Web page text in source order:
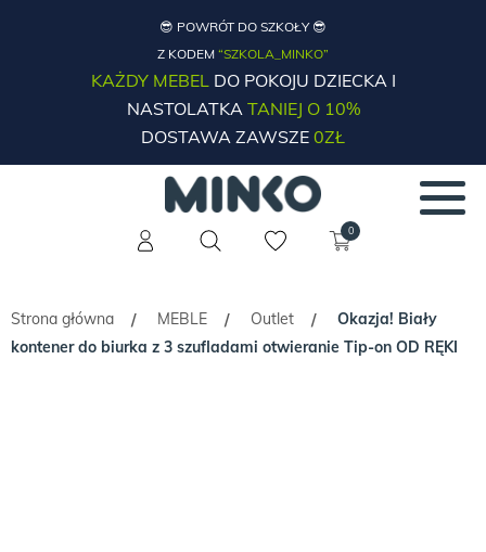
😎 POWRÓT DO SZKOŁY 😎
Z KODEM “SZKOLA_MINKO”
KAŻDY MEBELDO POKOJU DZIECKA I
NASTOLATKATANIEJ O 10%
DOSTAWA ZAWSZE 0ZŁ
0
Strona główna / MEBLE / Outlet /
Okazja! Biały
kontener do biurka z 3 szufladami otwieranie Tip-on OD RĘKI